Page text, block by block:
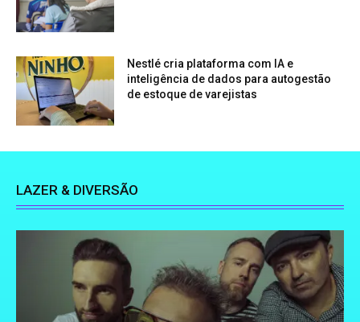
Nestlé cria plataforma com IA e
inteligência de dados para autogestão
de estoque de varejistas
LAZER & DIVERSÃO